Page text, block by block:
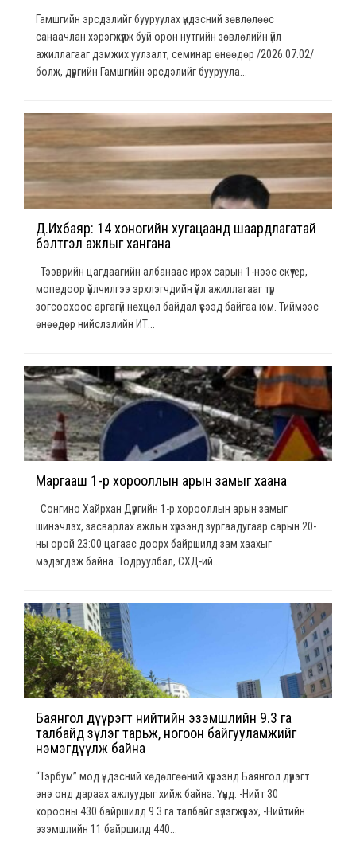
Гамшгийн эрсдэлийг бууруулах үндэсний зөвлөлөөс
санаачлан хэрэгжүүлж буй орон нутгийн зөвлөлийн үйл
ажиллагааг дэмжих уулзалт, семинар өнөөдөр /2026.07.02/
болж, дүүргийн Гамшгийн эрсдэлийг бууруула...
Д.Ихбаяр: 14 хоногийн хугацаанд шаардлагатай
бэлтгэл ажлыг хангана
Тээврийн цагдаагийн албанаас ирэх сарын 1-нээс скүүтер,
мопедоор үйлчилгээ эрхлэгчдийн үйл ажиллагааг түр
зогсоохоос аргагүй нөхцөл байдал үүсээд байгаа юм. Тиймээс
өнөөдөр нийслэлийн ИТ...
Маргааш 1-р хорооллын арын замыг хаана
Сонгино Хайрхан Дүүргийн 1-р хорооллын арын замыг
шинэчлэх, засварлах ажлын хүрээнд зургаадугаар сарын 20-
ны орой 23:00 цагаас доорх байршилд зам хаахыг
мэдэгдэж байна. Тодруулбал, СХД-ий...
Баянгол дүүрэгт нийтийн эзэмшлийн 9.3 га
талбайд зүлэг тарьж, ногоон байгууламжийг
нэмэгдүүлж байна
“Тэрбум” мод үндэсний хөдөлгөөний хүрээнд Баянгол дүүрэгт
энэ онд дараах ажлуудыг хийж байна. Үүнд: -Нийт 30
хорооны 430 байршилд 9.3 га талбайг зүлэгжүүлэх, -Нийтийн
эзэмшлийн 11 байршилд 440...